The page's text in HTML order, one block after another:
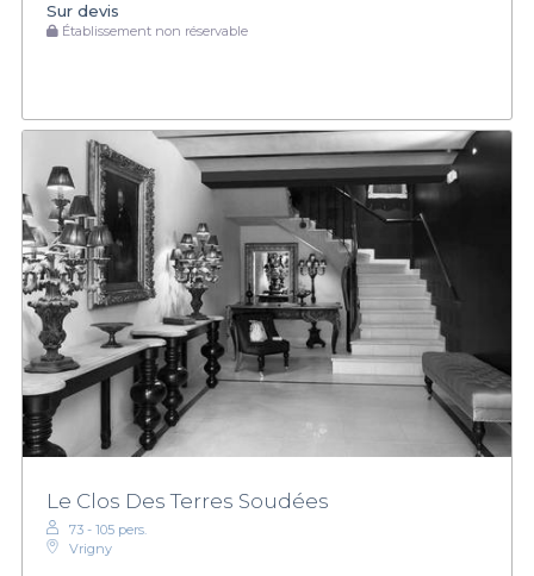
Sur devis
Établissement non réservable
Le Clos Des Terres Soudées
73 - 105 pers.
Vrigny